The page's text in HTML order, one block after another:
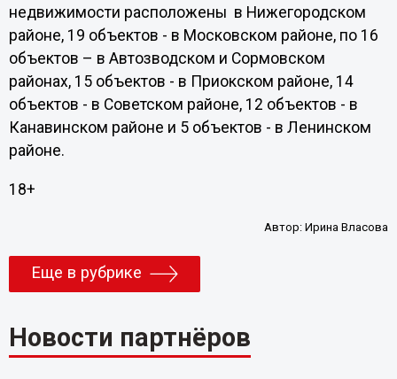
недвижимости расположены в Нижегородском
районе, 19 объектов - в Московском районе, по 16
объектов – в Автозводском и Сормовском
районах, 15 объектов - в Приокском районе, 14
объектов - в Советском районе, 12 объектов - в
Канавинском районе и 5 объектов - в Ленинском
районе.
18+
Автор:Ирина Власова
Еще в рубрике
Новости партнёров